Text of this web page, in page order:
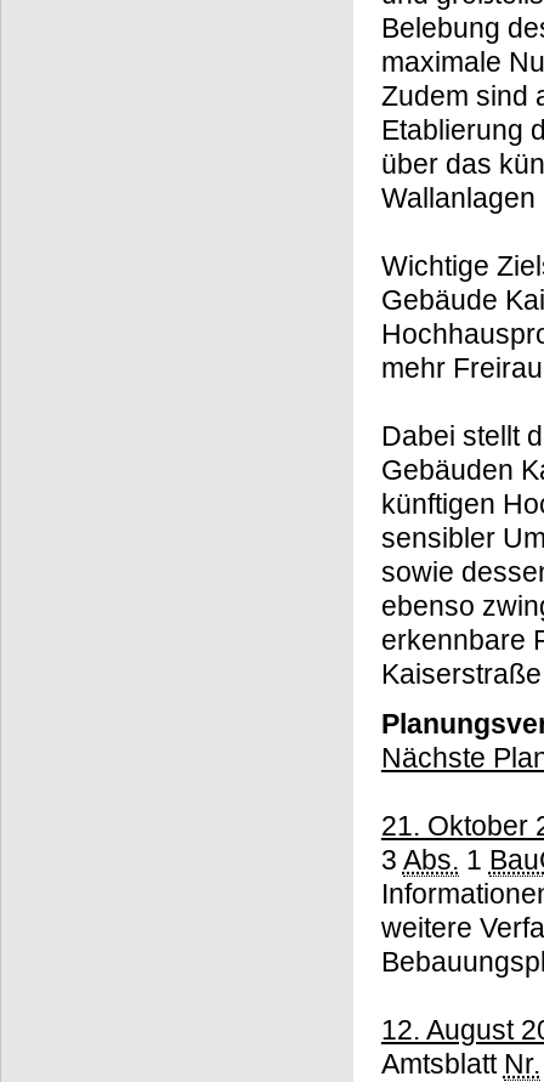
Belebung
maximale
Zudem sind
Etablierung
über das
Wichtige
Gebäude
mehr
Dabei stellt
Gebäuden
künftigen
sensibler
sowie
ebenso
erkennbare
Nächste
21. Oktober
3 Abs. 1
weitere
12. August
Amtsblatt Nr.